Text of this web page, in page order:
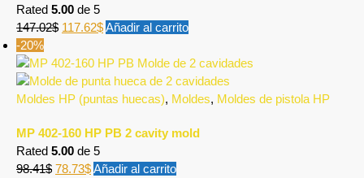
Rated 5.00 de 5
147.02$ 117.62$Añadir al carrito
-20%
Moldes HP (puntas huecas), Moldes, Moldes de pistola HP
MP 402-160 HP PB 2 cavity mold
Rated 5.00 de 5
98.41$ 78.73$Añadir al carrito